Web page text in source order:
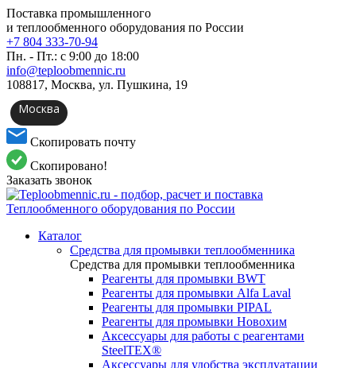
Поставка промышленного
и теплообменного оборудования по России
+7 804 333-70-94
Пн. - Пт.: с 9:00 до 18:00
info@teploobmennic.ru
108817, Москва, ул. Пушкина, 19
Москва
Скопировать почту
Скопировано!
Заказать звонок
Каталог
Средства для промывки теплообменника
Средства для промывки теплообменника
Реагенты для промывки BWT
Реагенты для промывки Alfa Laval
Реагенты для промывки PIPAL
Реагенты для промывки Новохим
Аксессуары для работы с реагентами
SteelTEX®
Аксессуары для удобства эксплуатации